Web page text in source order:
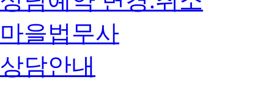
마을법무사
상담안내